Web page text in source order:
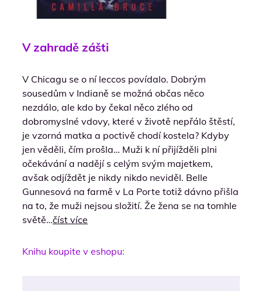
V zahradě zášti
V Chicagu se o ní leccos povídalo. Dobrým
sousedům v Indianě se možná občas něco
nezdálo, ale kdo by čekal něco zlého od
dobromyslné vdovy, které v životě nepřálo štěstí,
je vzorná matka a poctivě chodí kostela? Kdyby
jen věděli, čím prošla… Muži k ní přijížděli plni
očekávání a nadějí s celým svým majetkem,
avšak odjíždět je nikdy nikdo neviděl. Belle
Gunnesová na farmě v La Porte totiž dávno přišla
na to, že muži nejsou složití. Že žena se na tomhle
světě…číst více
Knihu koupite v eshopu: